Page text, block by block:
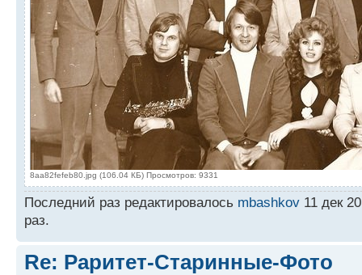
8aa82fefeb80.jpg (106.04 КБ) Просмотров: 9331
Последний раз редактировалось mbashkov 11 дек
раз.
Re: Раритет-Старинные-Фото